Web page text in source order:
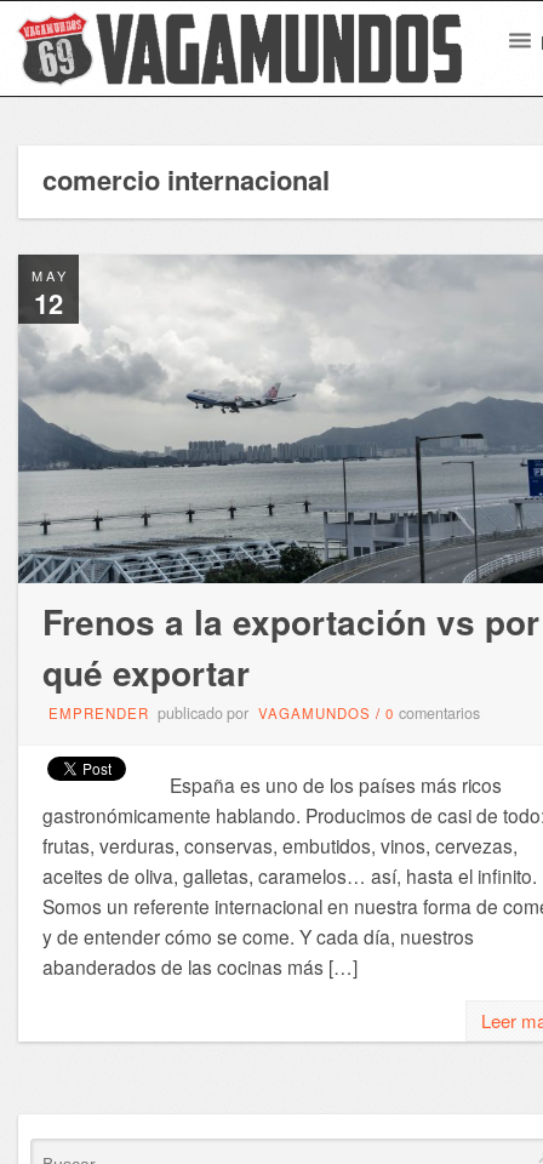
comercio internacional
MAY
12
Frenos a la exportación vs por
qué exportar
EMPRENDER publicado por VAGAMUNDOS / 0 comentarios
España es uno de los países más ricos
gastronómicamente hablando. Producimos de casi de
frutas, verduras, conservas, embutidos, vinos, cervezas,
aceites de oliva, galletas, caramelos… así, hasta el infinito.
Somos un referente internacional en nuestra forma de
y de entender cómo se come. Y cada día, nuestros
abanderados de las cocinas más […]
Leer